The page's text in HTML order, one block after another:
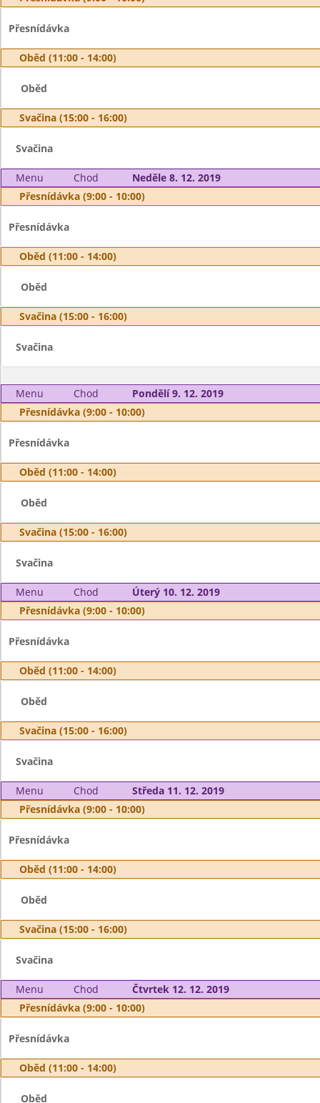
Přesnídávka
Oběd (11:00 - 14:00)
Oběd
Svačina (15:00 - 16:00)
Svačina
Menu Chod
Neděle 8. 12. 2019
Přesnídávka (9:00 - 10:00)
Přesnídávka
Oběd (11:00 - 14:00)
Oběd
Svačina (15:00 - 16:00)
Svačina
Menu Chod
Pondělí 9. 12. 2019
Přesnídávka (9:00 - 10:00)
Přesnídávka
Oběd (11:00 - 14:00)
Oběd
Svačina (15:00 - 16:00)
Svačina
Menu Chod
Úterý 10. 12. 2019
Přesnídávka (9:00 - 10:00)
Přesnídávka
Oběd (11:00 - 14:00)
Oběd
Svačina (15:00 - 16:00)
Svačina
Menu Chod
Středa 11. 12. 2019
Přesnídávka (9:00 - 10:00)
Přesnídávka
Oběd (11:00 - 14:00)
Oběd
Svačina (15:00 - 16:00)
Svačina
Menu Chod
Čtvrtek 12. 12. 2019
Přesnídávka (9:00 - 10:00)
Přesnídávka
Oběd (11:00 - 14:00)
Oběd